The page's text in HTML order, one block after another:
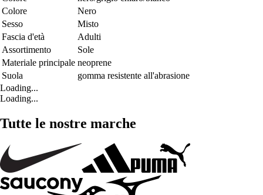
Colore
Nero
Sesso
Misto
Fascia d'età
Adulti
Assortimento
Sole
Materiale principale neoprene
Suola
gomma resistente all'abrasione
Loading...
Loading...
Tutte le nostre marche